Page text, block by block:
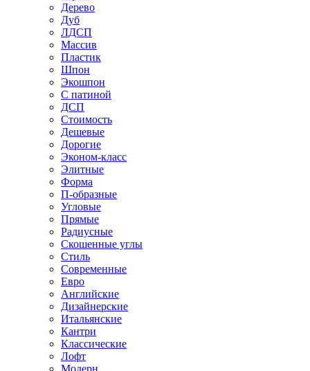
Дерево
Дуб
ЛДСП
Массив
Пластик
Шпон
Экошпон
С патиной
ДСП
Стоимость
Дешевые
Дорогие
Эконом-класс
Элитные
Форма
П-образные
Угловые
Прямые
Радиусные
Скошенные углы
Стиль
Современные
Евро
Английские
Дизайнерские
Итальянские
Кантри
Классические
Лофт
Модерн